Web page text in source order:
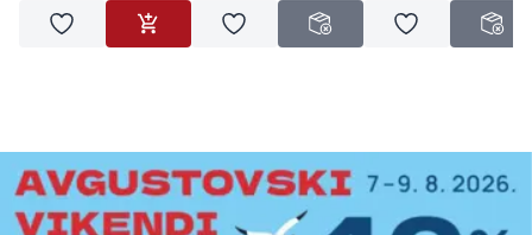
Dodaj u omiljeneDODAJ U KORPUDodaj u omiljeneNEDOSTUPNODodaj u